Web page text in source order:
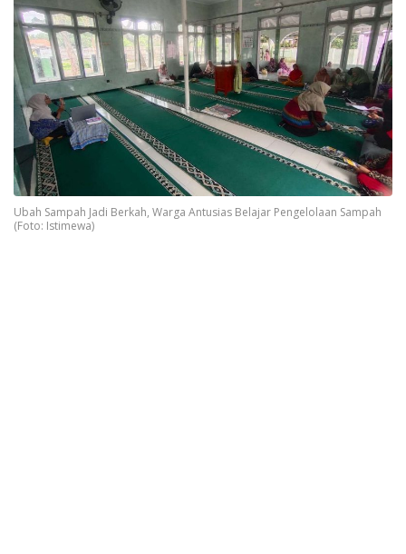
Ubah Sampah Jadi Berkah, Warga Antusias Belajar Pengelolaan Sampah
(Foto: Istimewa)